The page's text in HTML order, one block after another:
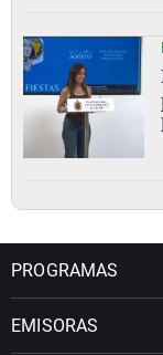
PROGRAMAS
EMISORAS